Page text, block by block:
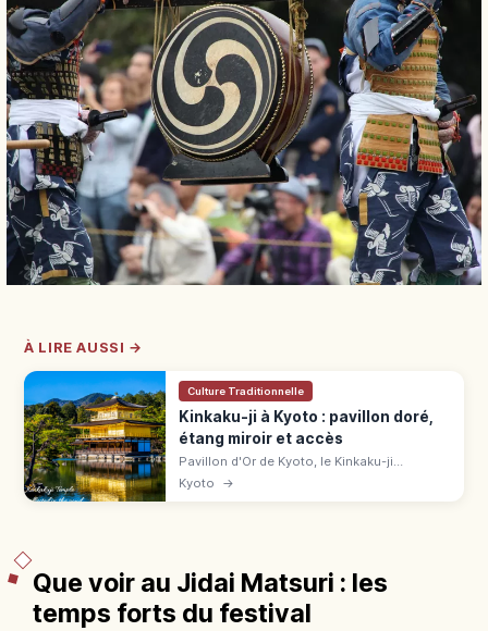
À LIRE AUSSI →
Culture Traditionnelle
Kinkaku-ji à Kyoto : pavillon doré,
étang miroir et accès
Pavillon d'Or de Kyoto, le Kinkaku-ji
(UNESCO) éblouit avec ses 3 étages dorés
reflétés dans l'étang. Tarifs, horaires, accès
Kyoto →
Que voir au Jidai Matsuri : les
temps forts du festival